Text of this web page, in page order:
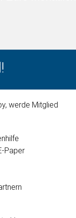
werde Mitglied
Paper